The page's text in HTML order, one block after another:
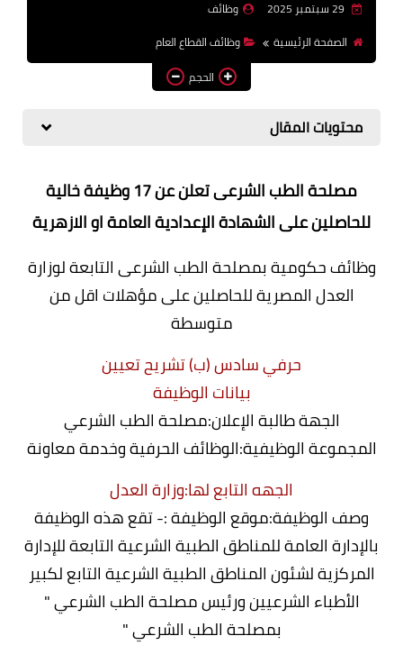
بالجامعات والمعاهد
اخبار
وظائف
الصفحة الرئيسية
وظائف القطاع العام
الحجم
محتويات المقال
مصلحة الطب الشرعى تعلن عن 17 وظيفة خالية
للحاصلين على الشهادة الإعدادية العامة او الازهرية
وظائف حكومية بمصلحة الطب الشرعى التابعة لوزارة
العدل المصرية للحاصلين على مؤهلات اقل من
متوسطة
حرفي سادس (ب) تشريح تعيين
بيانات الوظيفة
الجهة طالبة الإعلان:مصلحة الطب الشرعي
المجموعة الوظيفية:الوظائف الحرفية وخدمة معاونة
الجهه التابع لها:وزارة العدل
وصف الوظيفة:موقع الوظيفة :- تقع هذه الوظيفة
بالإدارة العامة للمناطق الطبية الشرعية التابعة للإدارة
المركزية لشئون المناطق الطبية الشرعية التابع لكبير
الأطباء الشرعيين ورئيس مصلحة الطب الشرعي "
بمصلحة الطب الشرعي "